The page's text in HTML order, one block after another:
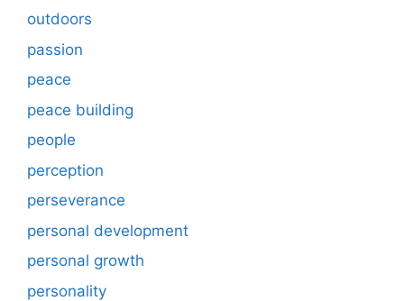
outdoors
passion
peace
peace building
people
perception
perseverance
personal development
personal growth
personality